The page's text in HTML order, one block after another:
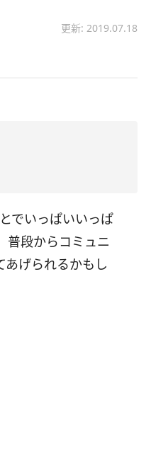
更新: 2019.07.18
でいっぱいいっぱ
普段からコミュニ
あげられるかもし